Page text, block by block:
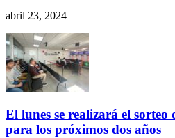
abril 23, 2024
El lunes se realizará el
para los próximos dos años